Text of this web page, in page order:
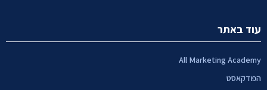
עוד באתר
All Marketing Academy
הפודקאסט